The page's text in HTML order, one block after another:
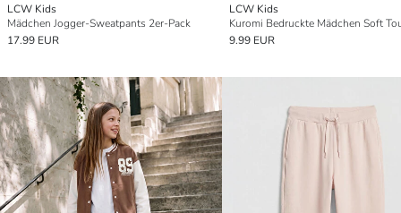
LCW Kids
Mädchen Jogger-Sweatpants 2er-Pack
17.99 EUR
LCW Kids
9.99 EUR